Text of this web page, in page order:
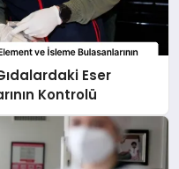
Eser
Kontrolü